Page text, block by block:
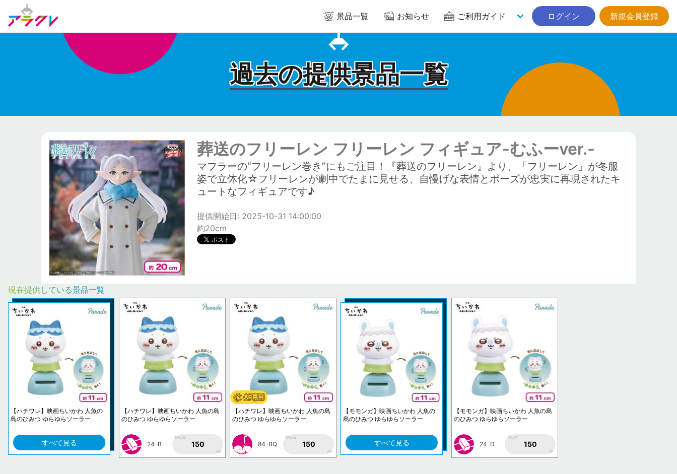
景品一覧 お知らせ ご利用ガイド ログイン 新規会員登録
過去の提供景品一覧
葬送のフリーレン フリーレン フィギュア-むふーver.-
マフラーの“フリーレン巻き”にもご注目！『葬送のフリーレン』より、「フリーレン」が冬服
姿で立体化☆フリーレンが劇中でたまに見せる、自慢げな表情とポーズが忠実に再現されたキ
ュートなフィギュアです♪
提供開始日: 2025-10-31 14:00:00
約20cm
現在提供している景品一覧
【ハチワレ】映画ちいかわ 人魚の
島のひみつ ゆらゆらソーラー
すべて見る
【ハチワレ】映画ちいかわ 人魚の島
のひみつ ゆらゆらソーラー
24-B
1PLAY
150
AP
【ハチワレ】映画ちいかわ 人魚の島
のひみつ ゆらゆらソーラー
84-BQ
1PLAY
150
AP
【モモンガ】映画ちいかわ 人魚の
島のひみつ ゆらゆらソーラー
すべて見る
【モモンガ】映画ちいかわ 人魚の島
のひみつ ゆらゆらソーラー
24-D
1PLAY
150
AP